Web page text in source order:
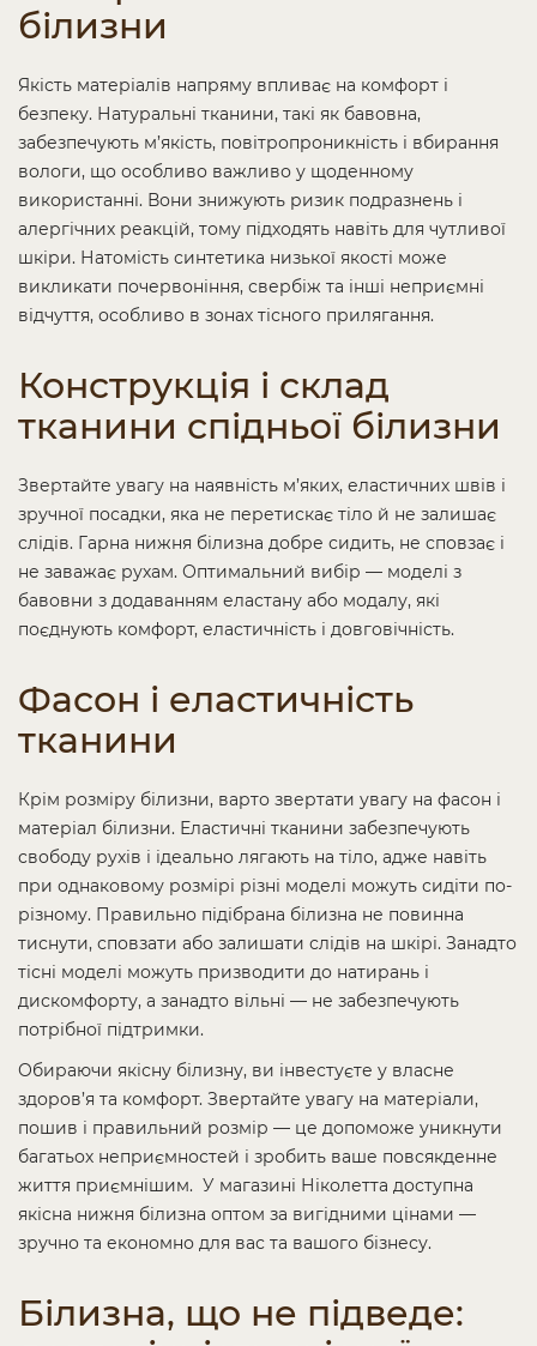
білизни
Якість матеріалів напряму впливає на комфорт і
безпеку. Натуральні тканини, такі як бавовна,
забезпечують м’якість, повітропроникність і вбирання
вологи, що особливо важливо у щоденному
використанні. Вони знижують ризик подразнень і
алергічних реакцій, тому підходять навіть для чутливої
шкіри. Натомість синтетика низької якості може
викликати почервоніння, свербіж та інші неприємні
відчуття, особливо в зонах тісного прилягання.
Конструкція і склад
тканини спідньої білизни
Звертайте увагу на наявність м’яких, еластичних швів і
зручної посадки, яка не перетискає тіло й не залишає
слідів. Гарна нижня білизна добре сидить, не сповзає і
не заважає рухам. Оптимальний вибір — моделі з
бавовни з додаванням еластану або модалу, які
поєднують комфорт, еластичність і довговічність.
Фасон і еластичність
тканини
Крім розміру білизни, варто звертати увагу на фасон і
матеріал білизни. Еластичні тканини забезпечують
свободу рухів і ідеально лягають на тіло, адже навіть
при однаковому розмірі різні моделі можуть сидіти по-
різному. Правильно підібрана білизна не повинна
тиснути, сповзати або залишати слідів на шкірі. Занадто
тісні моделі можуть призводити до натирань і
дискомфорту, а занадто вільні — не забезпечують
потрібної підтримки.
Обираючи якісну білизну, ви інвестуєте у власне
здоров’я та комфорт. Звертайте увагу на матеріали,
пошив і правильний розмір — це допоможе уникнути
багатьох неприємностей і зробить ваше повсякденне
життя приємнішим. У магазині Ніколетта доступна
якісна нижня білизна оптом за вигідними цінами —
зручно та економно для вас та вашого бізнесу.
Білизна, що не підведе: